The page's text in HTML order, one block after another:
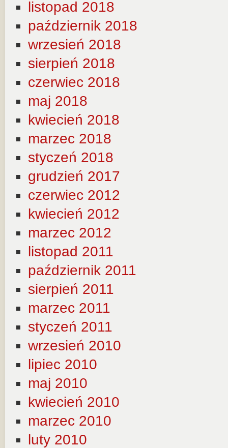
listopad 2018
październik 2018
wrzesień 2018
sierpień 2018
czerwiec 2018
maj 2018
kwiecień 2018
marzec 2018
styczeń 2018
grudzień 2017
czerwiec 2012
kwiecień 2012
marzec 2012
listopad 2011
październik 2011
sierpień 2011
marzec 2011
styczeń 2011
wrzesień 2010
lipiec 2010
maj 2010
kwiecień 2010
marzec 2010
luty 2010